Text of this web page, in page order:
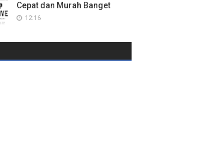
Cepat dan Murah Banget
12:16